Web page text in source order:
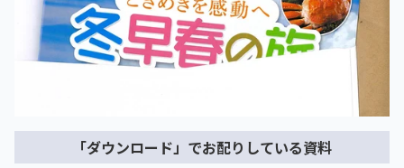
「ダウンロード」でお配りしている資料